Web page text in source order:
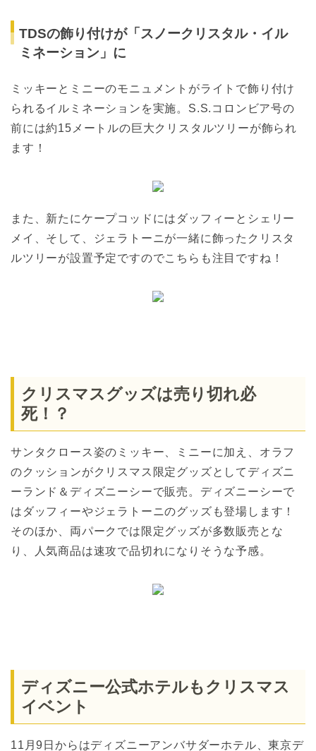
TDSの飾り付けが「スノークリスタル・イル
ミネーション」に
ミッキーとミニーのモニュメントがライトで飾り付け
られるイルミネーションを実施。S.S.コロンビア号の
前には約15メートルの巨大クリスタルツリーが飾られ
ます！
また、新たにケープコッドにはダッフィーとシェリー
メイ、そして、ジェラトーニが一緒に飾ったクリスタ
ルツリーが設置予定ですのでこちらも注目ですね！
クリスマスグッズは売り切れ必
死！？
サンタクロース姿のミッキー、ミニーに加え、オラフ
のクッションがクリスマス限定グッズとしてディズニ
ーランド＆ディズニーシーで販売。ディズニーシーで
はダッフィーやジェラトーニのグッズも登場します！
そのほか、両パークでは限定グッズが多数販売とな
り、人気商品は速攻で品切れになりそうな予感。
ディズニー公式ホテルもクリスマス
イベント
11月9日からはディズニーアンバサダーホテル、東京デ